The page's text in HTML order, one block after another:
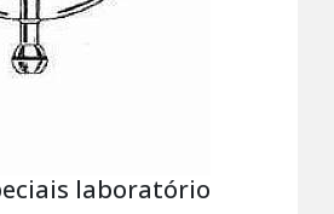
laboratório